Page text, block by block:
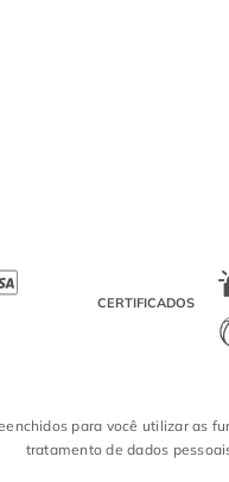
CERTIFICADOS
para você utilizar as
tratamento de dados